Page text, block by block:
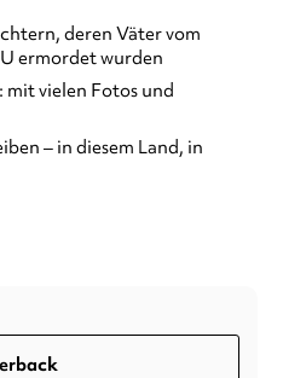
deren Väter vom
ermordet wurden
vielen Fotos und
– in diesem Land, in